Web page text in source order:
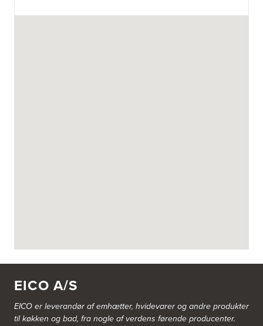
EICO A/S
EICO er leverandør af emhætter, hvidevarer ogandre produkter
til køkken og bad, fra nogle af verdens førende producenter.